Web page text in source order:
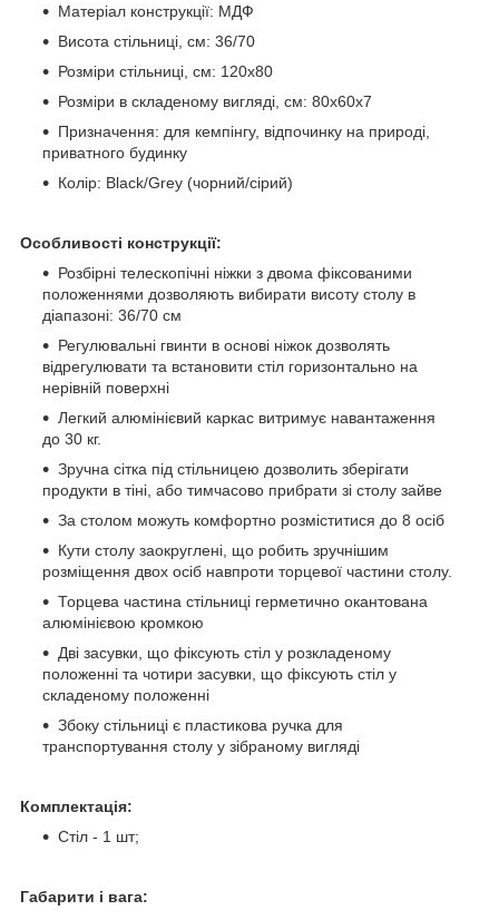
Матеріал конструкції: МДФ
Висота стільниці, см: 36/70
Розміри стільниці, см: 120х80
Розміри в складеному вигляді, см: 80х60х7
Призначення: для кемпінгу, відпочинку на природі,
приватного будинку
Колір: Black/Grey (чорний/сірий)
Особливості конструкції:
Розбірні телескопічні ніжки з двома фіксованими
положеннями дозволяють вибирати висоту столу в
діапазоні: 36/70 см
Регулювальні гвинти в основі ніжок дозволять
відрегулювати та встановити стіл горизонтально на
нерівній поверхні
Легкий алюмінієвий каркас витримує навантаження
до 30 кг.
Зручна сітка під стільницею дозволить зберігати
продукти в тіні, або тимчасово прибрати зі столу зайве
За столом можуть комфортно розміститися до 8 осіб
Кути столу заокруглені, що робить зручнішим
розміщення двох осіб навпроти торцевої частини столу.
Торцева частина стільниці герметично окантована
алюмінієвою кромкою
Дві засувки, що фіксують стіл у розкладеному
положенні та чотири засувки, що фіксують стіл у
складеному положенні
Збоку стільниці є пластикова ручка для
транспортування столу у зібраному вигляді
Комплектація:
Стіл - 1 шт;
Габарити і вага: